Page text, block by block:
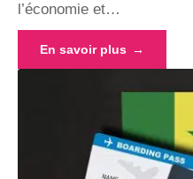
l’économie et…
En savoir plus